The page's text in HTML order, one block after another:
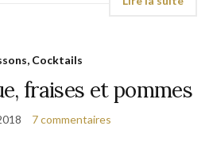
Cocktails
fraises et pommes
7 commentaires